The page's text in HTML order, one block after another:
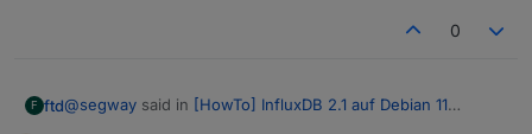
0
F ftd@segway said in [HowTo] InfluxDB 2.1 auf Debian 11